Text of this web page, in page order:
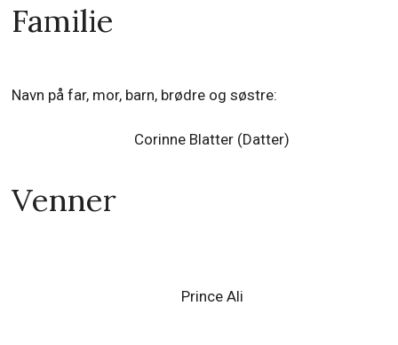
Familie
Navn på far, mor, barn, brødre og søstre:
Corinne Blatter (Datter)
Venner
Prince Ali